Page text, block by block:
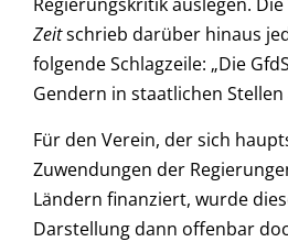
Zeitschrieb darüber hinaus
folgende Schlagzeile: „Die
Gendern in staatlichen
Für den Verein, der sich
Zuwendungen der
Ländern finanziert, wurde
Darstellung dann offenbar